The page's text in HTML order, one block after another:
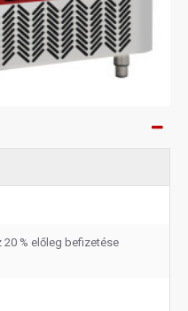
% előleg befizetése